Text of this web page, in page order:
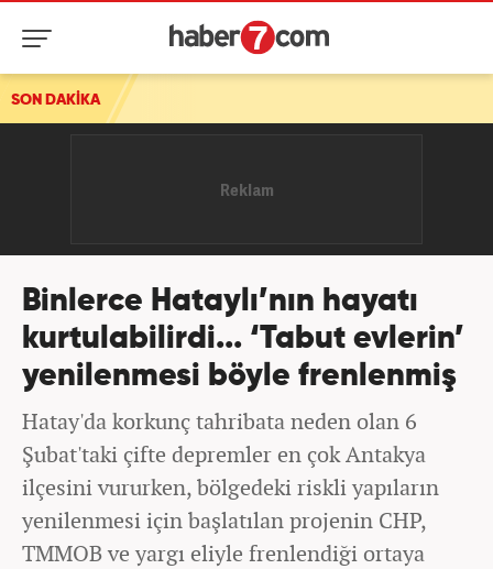
SON DAKİKA
Binlerce Hataylı’nın hayatı
kurtulabilirdi... ‘Tabut evlerin’
yenilenmesi böyle frenlenmiş
Hatay'da korkunç tahribata neden olan 6
Şubat'taki çifte depremler en çok Antakya
ilçesini vururken, bölgedeki riskli yapıların
yenilenmesi için başlatılan projenin CHP,
TMMOB ve yargı eliyle frenlendiği ortaya